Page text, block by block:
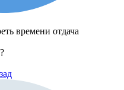
времени отдача